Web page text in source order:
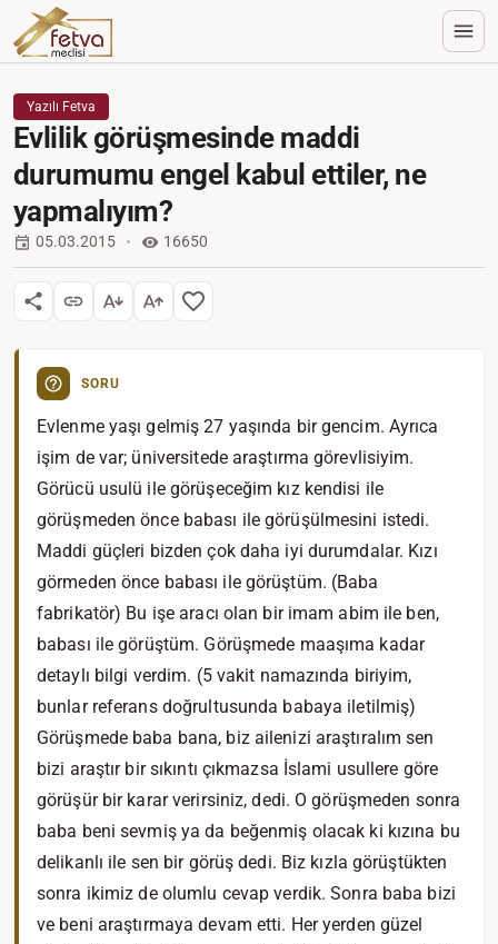
Yazılı Fetva
Evlilik görüşmesinde maddi
durumumu engel kabul ettiler, ne
yapmalıyım?
05.03.2015 16650
SORU
Evlenme yaşı gelmiş 27 yaşında bir gencim. Ayrıca
işim de var; üniversitede araştırma görevlisiyim.
Görücü usulü ile görüşeceğim kız kendisi ile
görüşmeden önce babası ile görüşülmesini istedi.
Maddi güçleri bizden çok daha iyi durumdalar. Kızı
görmeden önce babası ile görüştüm. (Baba
fabrikatör) Bu işe aracı olan bir imam abim ile ben,
babası ile görüştüm. Görüşmede maaşıma kadar
detaylı bilgi verdim. (5 vakit namazında biriyim,
bunlar referans doğrultusunda babaya iletilmiş)
Görüşmede baba bana, biz ailenizi araştıralım sen
bizi araştır bir sıkıntı çıkmazsa İslami usullere göre
görüşür bir karar verirsiniz, dedi. O görüşmeden sonra
baba beni sevmiş ya da beğenmiş olacak ki kızına bu
delikanlı ile sen bir görüş dedi. Biz kızla görüştükten
sonra ikimiz de olumlu cevap verdik. Sonra baba bizi
ve beni araştırmaya devam etti. Her yerden güzel